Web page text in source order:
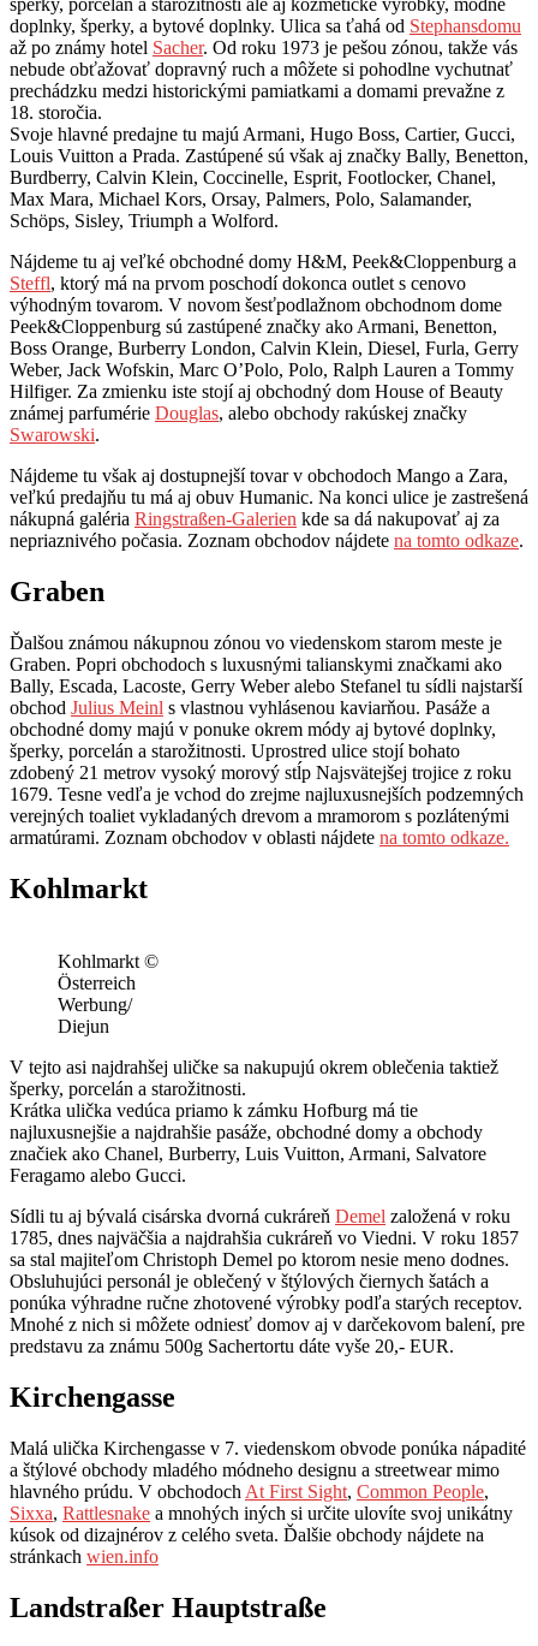
šperky, porcelán a starožitnosti ale aj kozmetické výrobky, módne
doplnky, šperky, a bytové doplnky. Ulica sa ťahá od Stephansdomu
až po známy hotel Sacher. Od roku 1973 je pešou zónou, takže vás
nebude obťažovať dopravný ruch a môžete si pohodlne vychutnať
prechádzku medzi historickými pamiatkami a domami prevažne z
18. storočia.
Svoje hlavné predajne tu majú Armani, Hugo Boss, Cartier, Gucci,
Louis Vuitton a Prada. Zastúpené sú však aj značky Bally, Benetton,
Burdberry, Calvin Klein, Coccinelle, Esprit, Footlocker, Chanel,
Max Mara, Michael Kors, Orsay, Palmers, Polo, Salamander,
Schöps, Sisley, Triumph a Wolford.
Nájdeme tu aj veľké obchodné domy H&M, Peek&Cloppenburg a
Steffl, ktorý má na prvom poschodí dokonca outlet s cenovo
výhodným tovarom. V novom šesťpodlažnom obchodnom dome
Peek&Cloppenburg sú zastúpené značky ako Armani, Benetton,
Boss Orange, Burberry London, Calvin Klein, Diesel, Furla, Gerry
Weber, Jack Wofskin, Marc O’Polo, Polo, Ralph Lauren a Tommy
Hilfiger. Za zmienku iste stojí aj obchodný dom House of Beauty
známej parfumérie Douglas, alebo obchody rakúskej značky
Swarowski.
Nájdeme tu však aj dostupnejší tovar v obchodoch Mango a Zara,
veľkú predajňu tu má aj obuv Humanic. Na konci ulice je zastrešená
nákupná galéria Ringstraßen-Galerien kde sa dá nakupovať aj za
nepriaznivého počasia. Zoznam obchodov nájdete na tomto odkaze.
Graben
Ďalšou známou nákupnou zónou vo viedenskom starom meste je
Graben. Popri obchodoch s luxusnými talianskymi značkami ako
Bally, Escada, Lacoste, Gerry Weber alebo Stefanel tu sídli najstarší
obchod Julius Meinl s vlastnou vyhlásenou kaviarňou. Pasáže a
obchodné domy majú v ponuke okrem módy aj bytové doplnky,
šperky, porcelán a starožitnosti. Uprostred ulice stojí bohato
zdobený 21 metrov vysoký morový stĺp Najsvätejšej trojice z roku
1679. Tesne vedľa je vchod do zrejme najluxusnejších podzemných
verejných toaliet vykladaných drevom a mramorom s pozlátenými
armatúrami. Zoznam obchodov v oblasti nájdete na tomto odkaze.
Kohlmarkt
Kohlmarkt ©
Österreich
Werbung/
Diejun
V tejto asi najdrahšej uličke sa nakupujú okrem oblečenia taktiež
šperky, porcelán a starožitnosti.
Krátka ulička vedúca priamo k zámku Hofburg má tie
najluxusnejšie a najdrahšie pasáže, obchodné domy a obchody
značiek ako Chanel, Burberry, Luis Vuitton, Armani, Salvatore
Feragamo alebo Gucci.
Sídli tu aj bývalá cisárska dvorná cukráreň Demel založená v roku
1785, dnes najväčšia a najdrahšia cukráreň vo Viedni. V roku 1857
sa stal majiteľom Christoph Demel po ktorom nesie meno dodnes.
Obsluhujúci personál je oblečený v štýlových čiernych šatách a
ponúka výhradne ručne zhotovené výrobky podľa starých receptov.
Mnohé z nich si môžete odniesť domov aj v darčekovom balení, pre
predstavu za známu 500g Sachertortu dáte vyše 20,- EUR.
Kirchengasse
Malá ulička Kirchengasse v 7. viedenskom obvode ponúka nápadité
a štýlové obchody mladého módneho designu a streetwear mimo
hlavného prúdu. V obchodoch At First Sight, Common People,
Sixxa, Rattlesnake a mnohých iných si určite ulovíte svoj unikátny
kúsok od dizajnérov z celého sveta. Ďalšie obchody nájdete na
stránkach wien.info
Landstraßer Hauptstraße